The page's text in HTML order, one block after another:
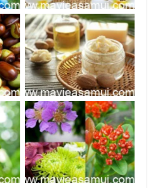
Beurre de Karité
Fleurs Thaïes